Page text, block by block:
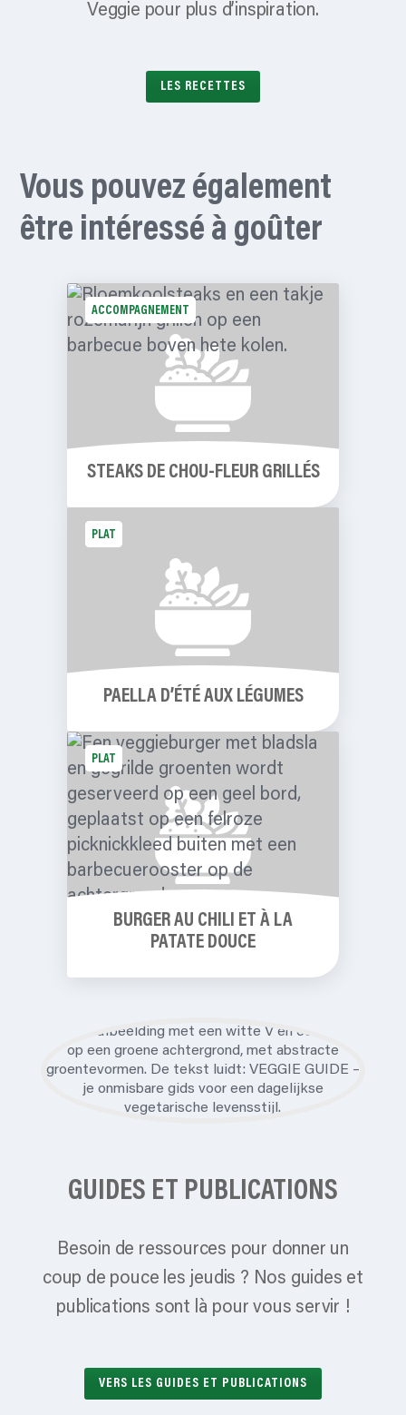
Veggie pour plus d’inspiration.
LES RECETTES
Vous pouvez également
être intéressé à goûter
ACCOMPAGNEMENT
STEAKS DE CHOU-FLEUR GRILLÉS
PLAT
PAELLA D’ÉTÉ AUX LÉGUMES
PLAT
BURGER AU CHILI ET À LA
PATATE DOUCE
GUIDES ET PUBLICATIONS
Besoin de ressources pour donner un
coup de pouce les jeudis ? Nos guides et
publications sont là pour vous servir !
VERS LES GUIDES ET PUBLICATIONS